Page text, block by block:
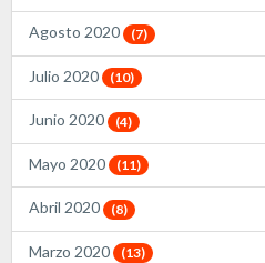
Agosto 2020 (7)
Julio 2020 (10)
Junio 2020 (4)
Mayo 2020 (11)
Abril 2020 (8)
Marzo 2020 (13)